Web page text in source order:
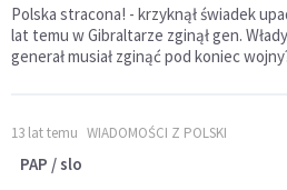
Polska stracona! - krzyknął świadek
lat temu w Gibraltarze zginął gen.
generał musiał zginąć pod koniec
13 lat temu WIADOMOŚCI Z POLSKI
PAP / slo